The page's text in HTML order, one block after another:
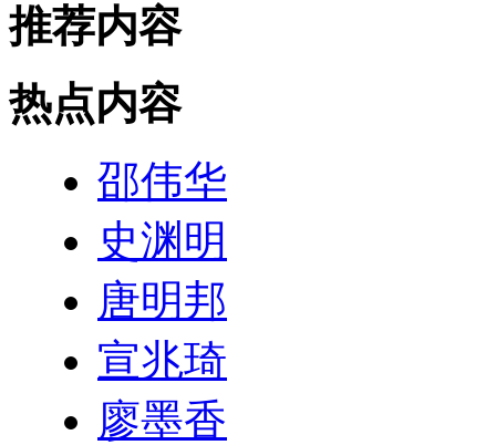
推荐内容
热点内容
邵伟华
史渊明
唐明邦
宣兆琦
廖墨香